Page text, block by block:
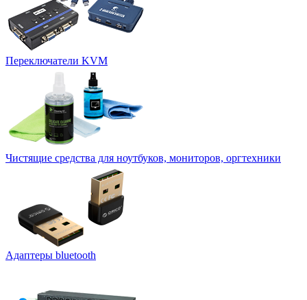
Переключатели KVM
Чистящие средства для ноутбуков, мониторов, оргтехники
Адаптеры bluetooth